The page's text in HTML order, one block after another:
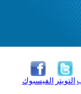
الفيسبوك التويتر